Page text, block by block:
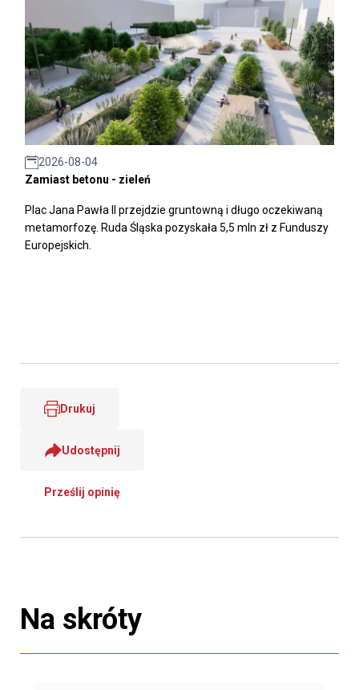
2026-08-04
Zamiast betonu - zieleń
Plac Jana Pawła II przejdzie gruntowną i długo oczekiwaną
metamorfozę. Ruda Śląska pozyskała 5,5 mln zł z Funduszy
Europejskich.
Drukuj
Udostępnij
Prześlij opinię
Na skróty